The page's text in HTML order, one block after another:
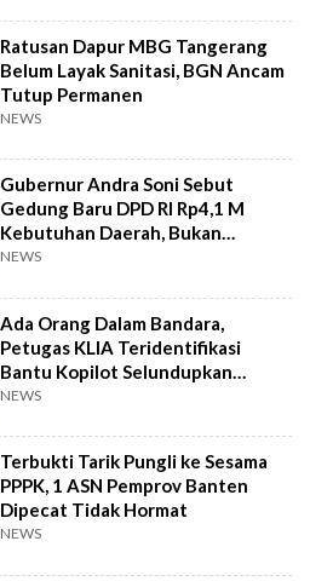
Ratusan Dapur MBG Tangerang
Belum Layak Sanitasi, BGN Ancam
Tutup Permanen
NEWS
Gubernur Andra Soni Sebut
Gedung Baru DPD RI Rp4,1 M
Kebutuhan Daerah, Bukan
Senator
NEWS
Ada Orang Dalam Bandara,
Petugas KLIA Teridentifikasi
Bantu Kopilot Selundupkan
Ekstasi ke Indonesia
NEWS
Terbukti Tarik Pungli ke Sesama
PPPK, 1 ASN Pemprov Banten
Dipecat Tidak Hormat
NEWS